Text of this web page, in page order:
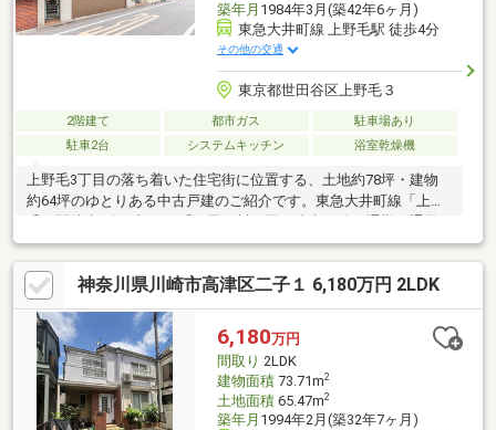
築年月 1984年3月(築42年6ヶ月)
東急大井町線 上野毛駅 徒歩4分
その他の交通
東京都世田谷区上野毛３
2階建て 都市ガス
駐車場あり
駐車2台
システムキッチン 浴室乾燥機
上野毛3丁目の落ち着いた住宅街に位置する、土地約78坪・建物
約64坪のゆとりある中古戸建のご紹介です。東急大井町線「上野
の利便性に加え、二子玉川エリアの商業施設や飲食店も日常の選
択肢に入る住環境です。間取りは6LDK。ご家族でのびのびと暮ら
せる広さがあり、在宅ワーク用の個室、趣味のお部屋、来客用ス
ペースなど、ライフスタイルに合わせた使い方がしやすい構成で
す。玄関ホールは吹抜け仕様となっており、住まいの第一印象に
広がりを感じさせる設計。さらに、シャッター付きガレージやサ
ンルームも備え、日々の暮らしにゆとりを添える住まいです。
神奈川県川崎市高津区二子１ 6,180万円 2LDK
6,180万円
間取り 2LDK
建物面積73.71m2
土地面積65.47m2
築年月 1994年2月(築32年7ヶ月)